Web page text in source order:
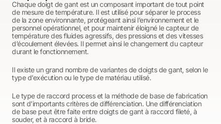
Chaque doigt de gant est un composant important de tout point
de mesure de température. Il est utilisé pour séparer le process
de la zone environnante, protégeant ainsi l’environnement et le
personnel opérationnel, et pour maintenir éloigné le capteur de
température des fluides agressifs, des pressions et des vitesses
d’écoulement élevées. Il permet ainsi le changement du capteur
durant le fonctionnement.
Il existe un grand nombre de variantes de doigts de gant, selon le
type d’exécution ou le type de matériau utilisé.
Le type de raccord process et la méthode de base de fabrication
sont d’importants critères de différenciation. Une différenciation
de base peut être faite entre doigts de gant à raccord fileté, à
souder, et à raccord à bride.